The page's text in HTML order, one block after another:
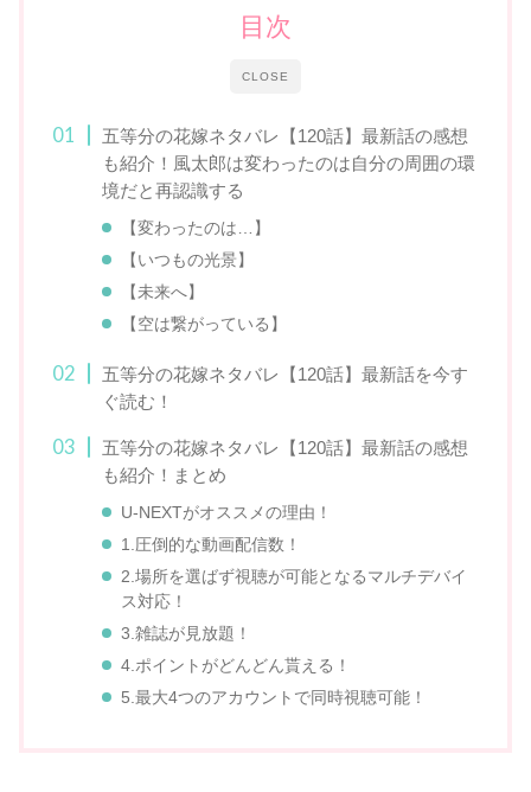
CLOSE
目次
五等分の花嫁ネタバレ【120話】最新話の感想
も紹介！風太郎は変わったのは自分の周囲の環
境だと再認識する
【変わったのは…】
【いつもの光景】
【未来へ】
【空は繋がっている】
五等分の花嫁ネタバレ【120話】最新話を今す
ぐ読む！
五等分の花嫁ネタバレ【120話】最新話の感想
も紹介！まとめ
U-NEXTがオススメの理由！
1.圧倒的な動画配信数！
2.場所を選ばず視聴が可能となるマルチデバイ
ス対応！
3.雑誌が見放題！
4.ポイントがどんどん貰える！
5.最大4つのアカウントで同時視聴可能！